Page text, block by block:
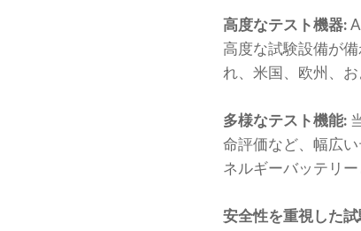
高度なテスト機器:
高度な試験設備が
れ、米国、欧州、
多様なテスト機能:
命評価など、幅広
ネルギーバッテリ
安全性を重視した